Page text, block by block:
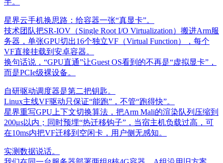
半。
星界云手机换思路：给容器一张“真显卡”。
技术团队把SR-IOV（Single Root I/O Virtualization）搬进Arm服
务器，单张GPU切出16个独立VF（Virtual Function），每个
VF直接挂载到安卓容器。
换句话说，“GPU直通”让Guest OS看到的不再是“虚拟显卡”，
而是PCIe级裸设备。
自研驱动调度器是第二把钥匙。
Linux主线VF驱动只保证“能跑”，不管“跑得快”。
星界重写GPU上下文切换算法，把Arm Mali的渲染队列压缩到
200μs以内；同时预埋“热迁移钩子”，当宿主机负载过高，可
在10ms内把VF迁移到空闲卡，用户侧无感知。
实测数据说话。